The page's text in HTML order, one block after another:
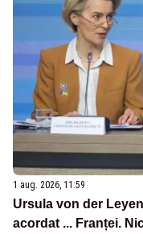
1 aug. 2026, 11:59
Ursula von der
acordat ... Franței.